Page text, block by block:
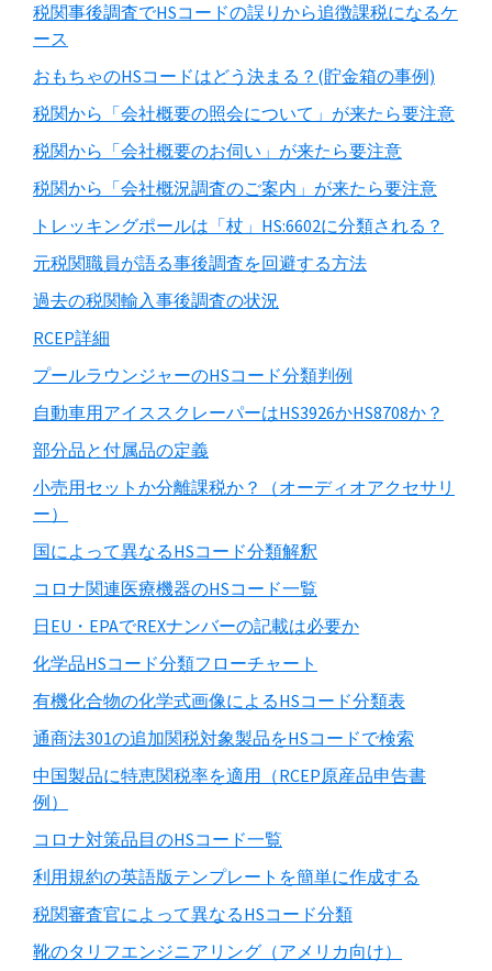
税関事後調査でHSコードの誤りから追徴課税になるケ
ース
おもちゃのHSコードはどう決まる？(貯金箱の事例)
税関から「会社概要の照会について」が来たら要注意
税関から「会社概要のお伺い」が来たら要注意
税関から「会社概況調査のご案内」が来たら要注意
トレッキングポールは「杖」HS:6602に分類される？
元税関職員が語る事後調査を回避する方法
過去の税関輸入事後調査の状況
RCEP詳細
プールラウンジャーのHSコード分類判例
自動車用アイススクレーパーはHS3926かHS8708か？
部分品と付属品の定義
小売用セットか分離課税か？（オーディオアクセサリ
ー）
国によって異なるHSコード分類解釈
コロナ関連医療機器のHSコード一覧
日EU・EPAでREXナンバーの記載は必要か
化学品HSコード分類フローチャート
有機化合物の化学式画像によるHSコード分類表
通商法301の追加関税対象製品をHSコードで検索
中国製品に特恵関税率を適用（RCEP原産品申告書
例）
コロナ対策品目のHSコード一覧
利用規約の英語版テンプレートを簡単に作成する
税関審査官によって異なるHSコード分類
靴のタリフエンジニアリング（アメリカ向け）